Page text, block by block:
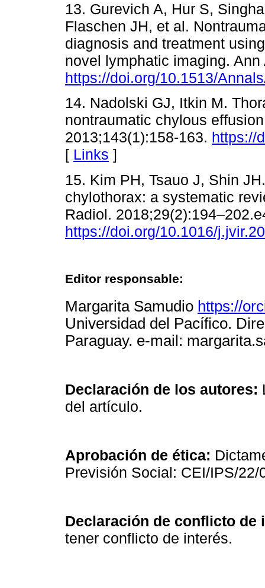
13. Gurevich A, Hur S,
Flaschen JH, et al.
diagnosis and treatment
novel lymphatic imaging.
https://doi.org/10.1513/
14. Nadolski GJ, Itkin M.
nontraumatic chylous
2013;143(1):158-163. https://
[ Links ]
15. Kim PH, Tsauo J, Shin
chylothorax: a systematic
Radiol.
https://doi.org/10.1016/
Editor responsable:
Margarita Samudio https://
Universidad del Pacífico.
Paraguay. e-mail:
Declaración de los autores:
del artículo.
Aprobación de ética:
Previsión Social: CEI/IPS/22/
Declaración de conflicto de
tener conflicto de interés.